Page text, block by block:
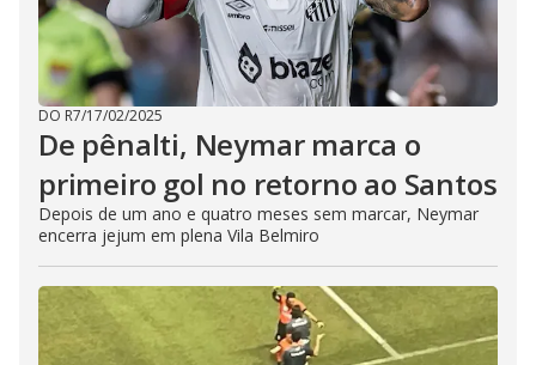
DO R7/17/02/2025
De pênalti, Neymar marca o
primeiro gol no retorno ao Santos
Depois de um ano e quatro meses sem marcar, Neymar
encerra jejum em plena Vila Belmiro